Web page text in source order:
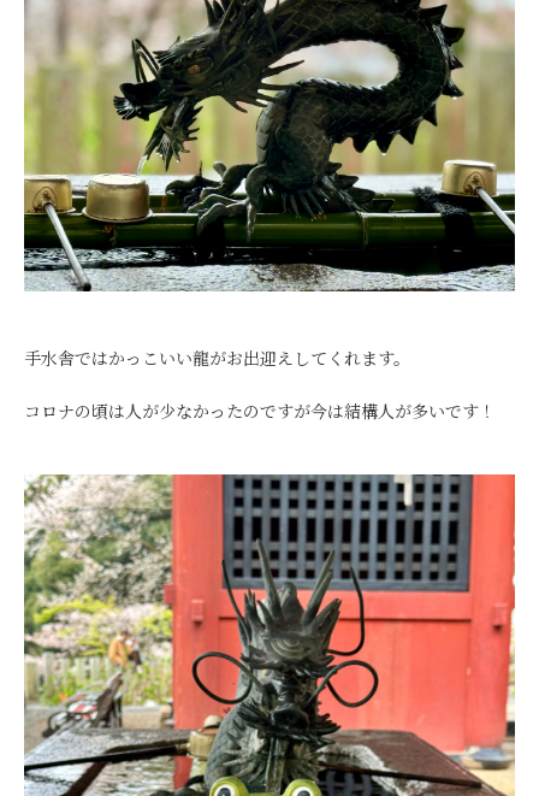
手水舎ではかっこいい龍がお出迎えしてくれます。
コロナの頃は人が少なかったのですが今は結構人が多いです！